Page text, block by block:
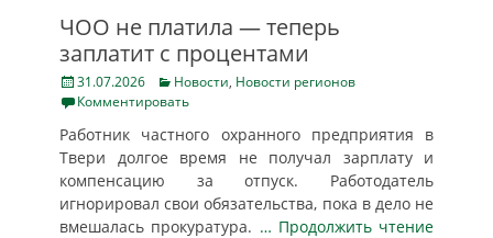
ЧОО не платила — теперь
заплатит с процентами
Posted
on
31.07.2026 Categories
Новости, Новости регионов
Комментировать
Работник частного охранного предприятия в
Твери долгое время не получал зарплату и
компенсацию за отпуск. Работодатель
игнорировал свои обязательства, пока в дело не
вмешалась прокуратура. … Продолжить чтение